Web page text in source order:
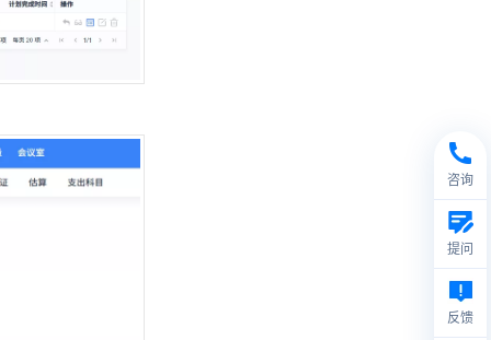
咨询
提问
反馈